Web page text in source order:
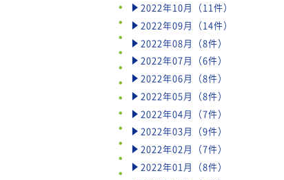
2022年10月（11件）
2022年09月（14件）
2022年08月（8件）
2022年07月（6件）
2022年06月（8件）
2022年05月（8件）
2022年04月（7件）
2022年03月（9件）
2022年02月（7件）
2022年01月（8件）